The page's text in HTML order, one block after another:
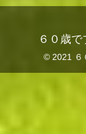
６０歳で
© 2021 ６